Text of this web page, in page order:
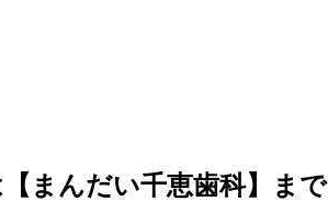
まんだい千恵歯科】まで